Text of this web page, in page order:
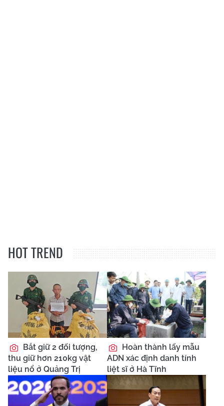
HOT TREND
Bắt giữ 2 đối tượng,
thu giữ hơn 210kg vật
liệu nổ ở Quảng Trị
Hoàn thành lấy mẫu
ADN xác định danh tính
liệt sĩ ở Hà Tĩnh